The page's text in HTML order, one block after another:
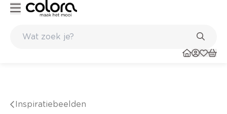
Inspiratiebeelden